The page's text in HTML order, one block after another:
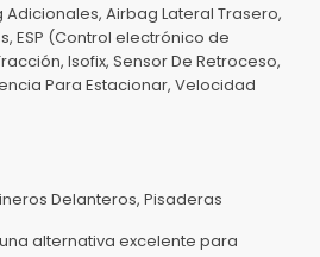
Airbag Lateral Trasero,
ESP (Control electrónico de
Isofix, Sensor De Retroceso,
Para Estacionar, Velocidad
Delanteros, Pisaderas
una alternativa excelente para